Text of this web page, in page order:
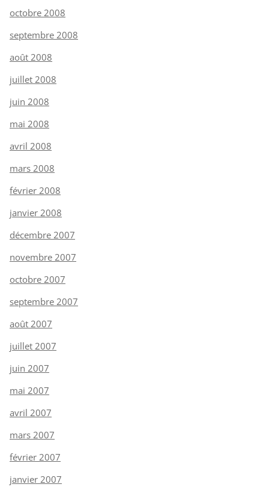
octobre 2008
septembre 2008
août 2008
juillet 2008
juin 2008
mai 2008
avril 2008
mars 2008
février 2008
janvier 2008
décembre 2007
novembre 2007
octobre 2007
septembre 2007
août 2007
juillet 2007
juin 2007
mai 2007
avril 2007
mars 2007
février 2007
janvier 2007